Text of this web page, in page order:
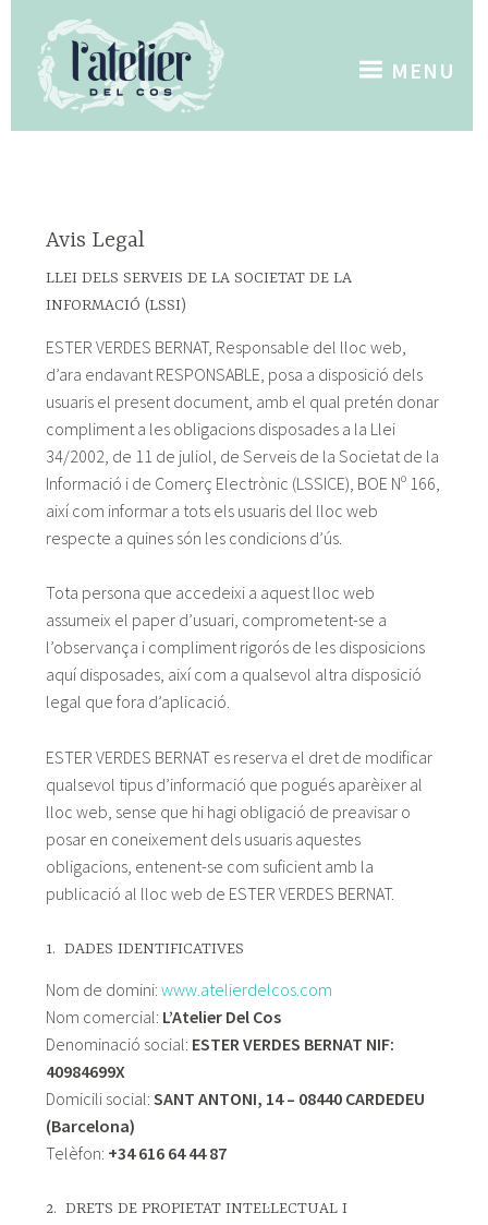
content
MENU
Avis Legal
LLEI DELS SERVEIS DE LA SOCIETAT DE LA
INFORMACIÓ (LSSI)
ESTER VERDES BERNAT, Responsable del lloc web,
d’ara endavant RESPONSABLE, posa a disposició dels
usuaris el present document, amb el qual pretén donar
compliment a les obligacions disposades a la Llei
34/2002, de 11 de juliol, de Serveis de la Societat de la
Informació i de Comerç Electrònic (LSSICE), BOE Nº 166,
així com informar a tots els usuaris del lloc web
respecte a quines són les condicions d’ús.
Tota persona que accedeixi a aquest lloc web
assumeix el paper d’usuari, comprometent-se a
l’observança i compliment rigorós de les disposicions
aquí disposades, així com a qualsevol altra disposició
legal que fora d’aplicació.
ESTER VERDES BERNAT es reserva el dret de modificar
qualsevol tipus d’informació que pogués aparèixer al
lloc web, sense que hi hagi obligació de preavisar o
posar en coneixement dels usuaris aquestes
obligacions, entenent-se com suficient amb la
publicació al lloc web de ESTER VERDES BERNAT.
1. DADES IDENTIFICATIVES
Nom de domini: www.atelierdelcos.com
Nom comercial: L’Atelier Del Cos
Denominació social: ESTER VERDES BERNAT NIF:
40984699X
Domicili social: SANT ANTONI, 14 – 08440 CARDEDEU
(Barcelona)
Telèfon: +34 616 64 44 87
2. DRETS DE PROPIETAT INTEL·LECTUAL I